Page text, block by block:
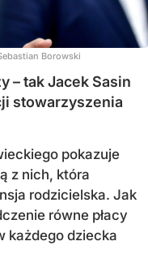
Borowski
– tak Jacek Sasin
stowarzyszenia
pokazuje
z nich, która
rodzicielska. Jak
równe płacy
każdego dziecka